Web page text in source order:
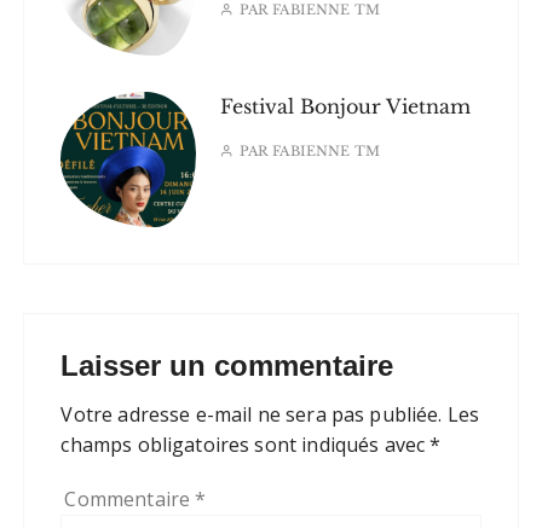
PARFABIENNE TM
Festival Bonjour Vietnam
PARFABIENNE TM
Laisser un commentaire
Votre adresse e-mail ne sera pas publiée. Les
champs obligatoires sont indiqués avec*
Commentaire*